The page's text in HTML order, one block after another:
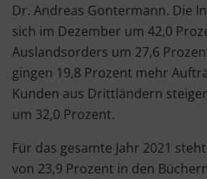
Dr. Andreas Gontermann. Die
sich im Dezember um 42,0
Auslandsorders um 27,6
gingen 19,8 Prozent mehr
Kunden aus Drittländern
um 32,0 Prozent.
Für das gesamte Jahr 2021
von 23,9 Prozent in den